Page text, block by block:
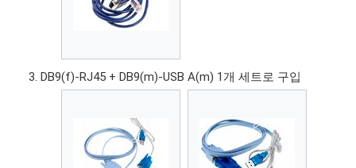
DB9(f)-RJ45 + DB9(m)-USB A(m) 1개 세트로 구입